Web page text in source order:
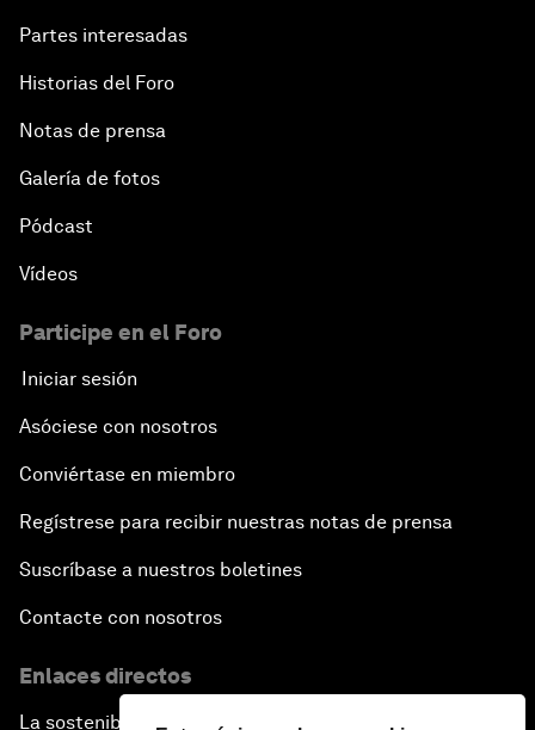
Partes interesadas
Historias del Foro
Notas de prensa
Galería de fotos
Pódcast
Vídeos
Participe en el Foro
Iniciar sesión
Asóciese con nosotros
Conviértase en miembro
Regístrese para recibir nuestras notas de prensa
Suscríbase a nuestros boletines
Contacte con nosotros
Enlaces directos
La sostenibilidad en el Foro